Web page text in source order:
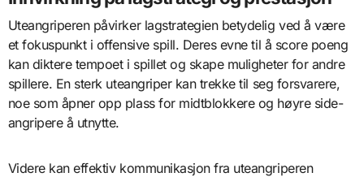
Uteangriperen påvirker lagstrategien betydelig ved å være
et fokuspunkt i offensive spill. Deres evne til å score poeng
kan diktere tempoet i spillet og skape muligheter for andre
spillere. En sterk uteangriper kan trekke til seg forsvarere,
noe som åpner opp plass for midtblokkere og høyre side-
angripere å utnytte.
Videre kan effektiv kommunikasjon fra uteangriperen